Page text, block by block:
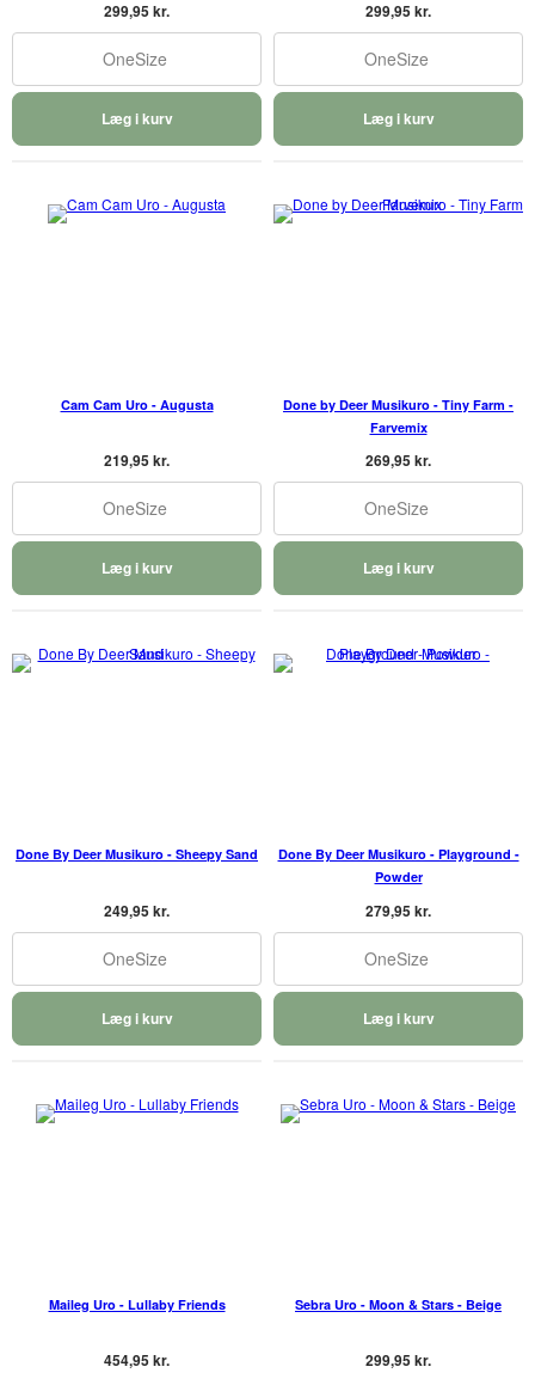
299,95 kr.
OneSize
Læg i kurv
299,95 kr.
OneSize
Læg i kurv
Cam Cam Uro - Augusta
219,95 kr.
OneSize
Læg i kurv
Done by Deer Musikuro - Tiny Farm -
Farvemix
269,95 kr.
OneSize
Læg i kurv
Done By Deer Musikuro - Sheepy Sand
249,95 kr.
OneSize
Læg i kurv
Done By Deer Musikuro - Playground -
Powder
279,95 kr.
OneSize
Læg i kurv
Maileg Uro - Lullaby Friends
454,95 kr.
Sebra Uro - Moon & Stars - Beige
299,95 kr.